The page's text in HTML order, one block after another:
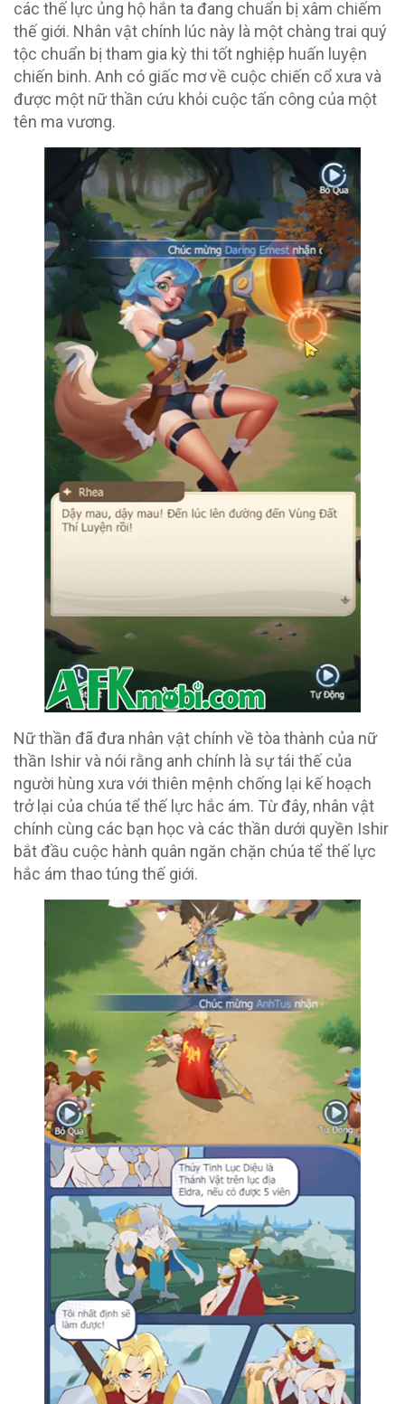
các thế lực ủng hộ hắn ta đang chuẩn bị xâm chiếm
thế giới. Nhân vật chính lúc này là một chàng trai quý
tộc chuẩn bị tham gia kỳ thi tốt nghiệp huấn luyện
chiến binh. Anh có giấc mơ về cuộc chiến cổ xưa và
được một nữ thần cứu khỏi cuộc tấn công của một
tên ma vương.
Nữ thần đã đưa nhân vật chính về tòa thành của nữ
thần Ishir và nói rằng anh chính là sự tái thế của
người hùng xưa với thiên mệnh chống lại kế hoạch
trở lại của chúa tể thế lực hắc ám. Từ đây, nhân vật
chính cùng các bạn học và các thần dưới quyền Ishir
bắt đầu cuộc hành quân ngăn chặn chúa tể thế lực
hắc ám thao túng thế giới.